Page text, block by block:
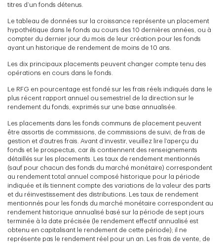
titres d’un fonds détenus.
Le tableau de données sur la croissance représente un placement
hypothétique dans le fonds au cours des 10 dernières années, ou à
compter du dernier jour du mois de leur création pour les fonds
ayant un historique de rendement de moins de 10 ans.
Les dix principaux placements peuvent changer compte tenu des
opérations en cours dans le fonds.
Le RFG en pourcentage est fondé sur les frais réels indiqués dans le
plus récent rapport annuel ou semestriel de la direction sur le
rendement du fonds, exprimés sur une base annualisée.
Les placements dans les fonds communs de placement peuvent
être assortis de commissions, de commissions de suivi, de frais de
gestion et d’autres frais. Avant d’investir, veuillez lire l’aperçu du
fonds et le prospectus, car ils contiennent des renseignements
détaillés sur les placements. Les taux de rendement mentionnés
(sauf pour chacun des fonds du marché monétaire) correspondent
au rendement total annuel composé historique pour la période
indiquée et ils tiennent compte des variations de la valeur des parts
et du réinvestissement des distributions. Les taux de rendement
mentionnés pour les fonds du marché monétaire correspondent au
rendement historique annualisé basé sur la période de sept jours
terminée à la date précisée (le rendement effectif annualisé est
obtenu en capitalisant le rendement de cette période); il ne
représente pas le rendement réel pour un an. Les frais de vente, de